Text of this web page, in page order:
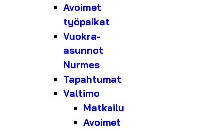
Avoimet
työpaikat
Vuokra-
asunnot
Nurmes
Tapahtumat
Valtimo
Matkailu
Avoimet